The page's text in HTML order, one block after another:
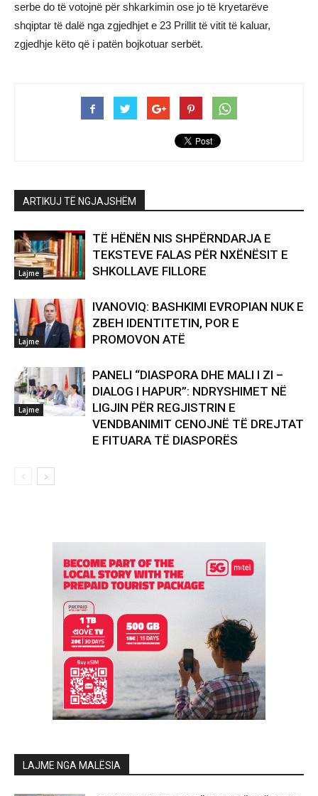
serbe do të votojnë për shkarkimin ose jo të kryetarëve
shqiptar të dalë nga zgjedhjet e 23 Prillit të vitit të kaluar,
zgjedhje këto që i patën bojkotuar serbët.
ARTIKUJ TË NGJAJSHËM
Lajme
TË HËNËN NIS SHPËRNDARJA E
TEKSTEVE FALAS PËR NXËNËSIT E
SHKOLLAVE FILLORE
Lajme
IVANOVIQ: BASHKIMI EVROPIAN NUK E
ZBEH IDENTITETIN, POR E
PROMOVON ATË
Lajme
PANELI “DIASPORA DHE MALI I ZI –
DIALOG I HAPUR”: NDRYSHIMET NË
LIGJIN PËR REGJISTRIN E
VENDBANIMIT CENOJNË TË DREJTAT
E FITUARA TË DIASPORËS
LAJME NGA MALËSIA